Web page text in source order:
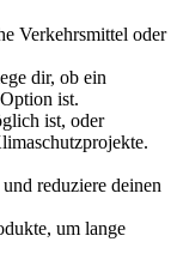
Verkehrsmittel oder
dir, ob ein
ist.
ist, oder
reduziere deinen
um lange